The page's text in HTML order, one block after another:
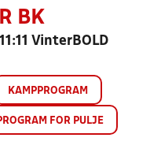
BK
VinterBOLD
KAMPPROGRAM
FOR PULJE